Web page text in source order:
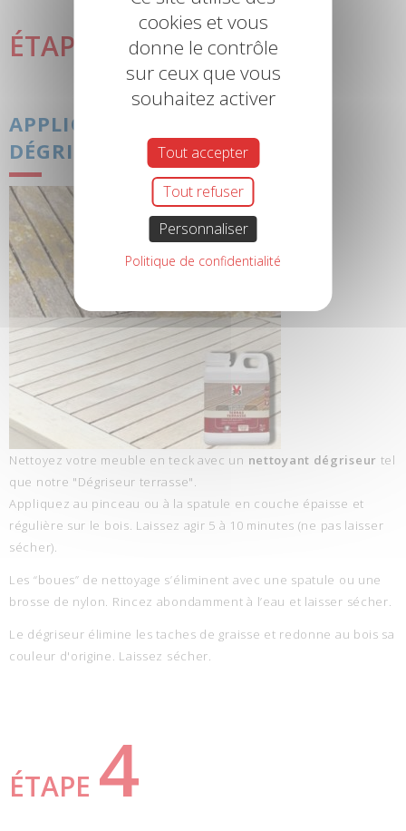
ÉTAPE 3
APPLIQUEZ UN NETTOYANT
DÉGRISEUR
Nettoyez votre meuble en teck avec un nettoyant dégriseur tel
que notre "Dégriseur terrasse".
Appliquez au pinceau ou à la spatule en couche épaisse et
régulière sur le bois. Laissez agir 5 à 10 minutes (ne pas laisser
sécher).
Les “boues” de nettoyage s’éliminent avec une spatule ou une
brosse de nylon. Rincez abondamment à l’eau et laisser sécher.
Le dégriseur élimine les taches de graisse et redonne au bois sa
couleur d'origine. Laissez sécher.
ÉTAPE 4
cookies et vous
donne le contrôle
sur ceux que vous
souhaitez activer
Tout accepter
Tout refuser
Personnaliser
Politique de confidentialité